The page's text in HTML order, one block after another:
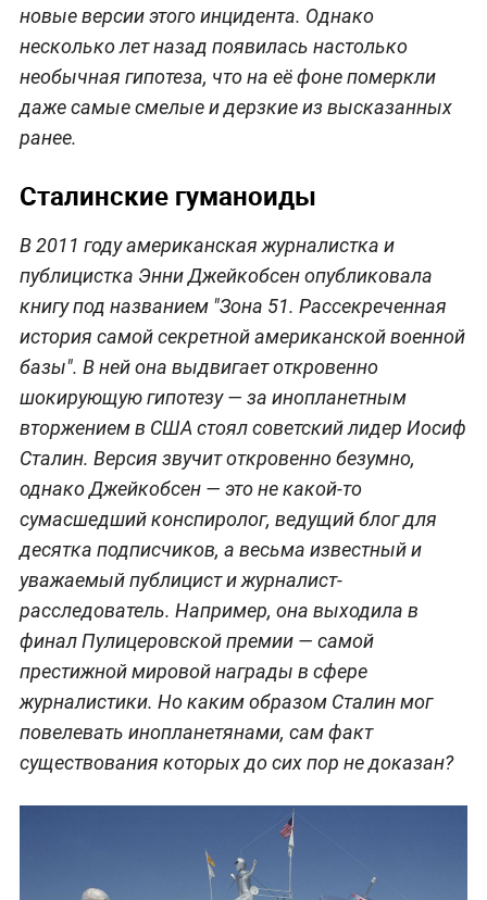
новые версии этого инцидента. Однако
несколько лет назад появилась настолько
необычная гипотеза, что на её фоне померкли
даже самые смелые и дерзкие из высказанных
ранее.
Сталинские гуманоиды
В 2011 году американская журналистка и
публицистка Энни Джейкобсен опубликовала
книгу под названием "Зона 51. Рассекреченная
история самой секретной американской военной
базы". В ней она выдвигает откровенно
шокирующую гипотезу — за инопланетным
вторжением в США стоял советский лидер Иосиф
Сталин. Версия звучит откровенно безумно,
однако Джейкобсен — это не какой-то
сумасшедший конспиролог, ведущий блог для
десятка подписчиков, а весьма известный и
уважаемый публицист и журналист-
расследователь. Например, она выходила в
финал Пулицеровской премии — самой
престижной мировой награды в сфере
журналистики. Но каким образом Сталин мог
повелевать инопланетянами, сам факт
существования которых до сих пор не доказан?